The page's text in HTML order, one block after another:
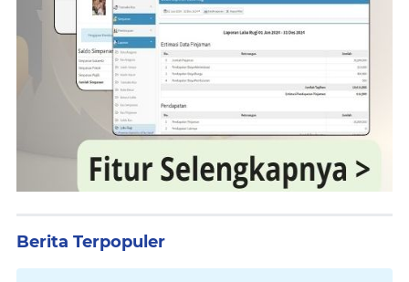
Berita Terpopuler